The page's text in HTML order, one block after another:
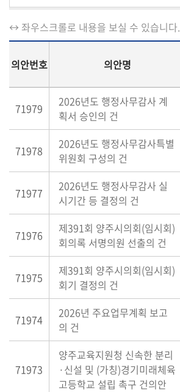
↔ 좌우스크롤로 내용을 보실 수 있습니다.
의안번호 의안명
71979
2026년도 행정사무감사 계
획서 승인의 건
71978
2026년도 행정사무감사특별
위원회 구성의 건
71977
2026년도 행정사무감사 실
시기간 등 결정의 건
71976
제391회 양주시의회(임시회)
회의록 서명의원 선출의 건
71975
제391회 양주시의회(임시회)
회기 결정의 건
71974
2026년 주요업무계획 보고
의 건
71973
양주교육지원청 신속한 분리
·신설 및 (가칭)경기미래체육
고등학교 설립 촉구 건의안